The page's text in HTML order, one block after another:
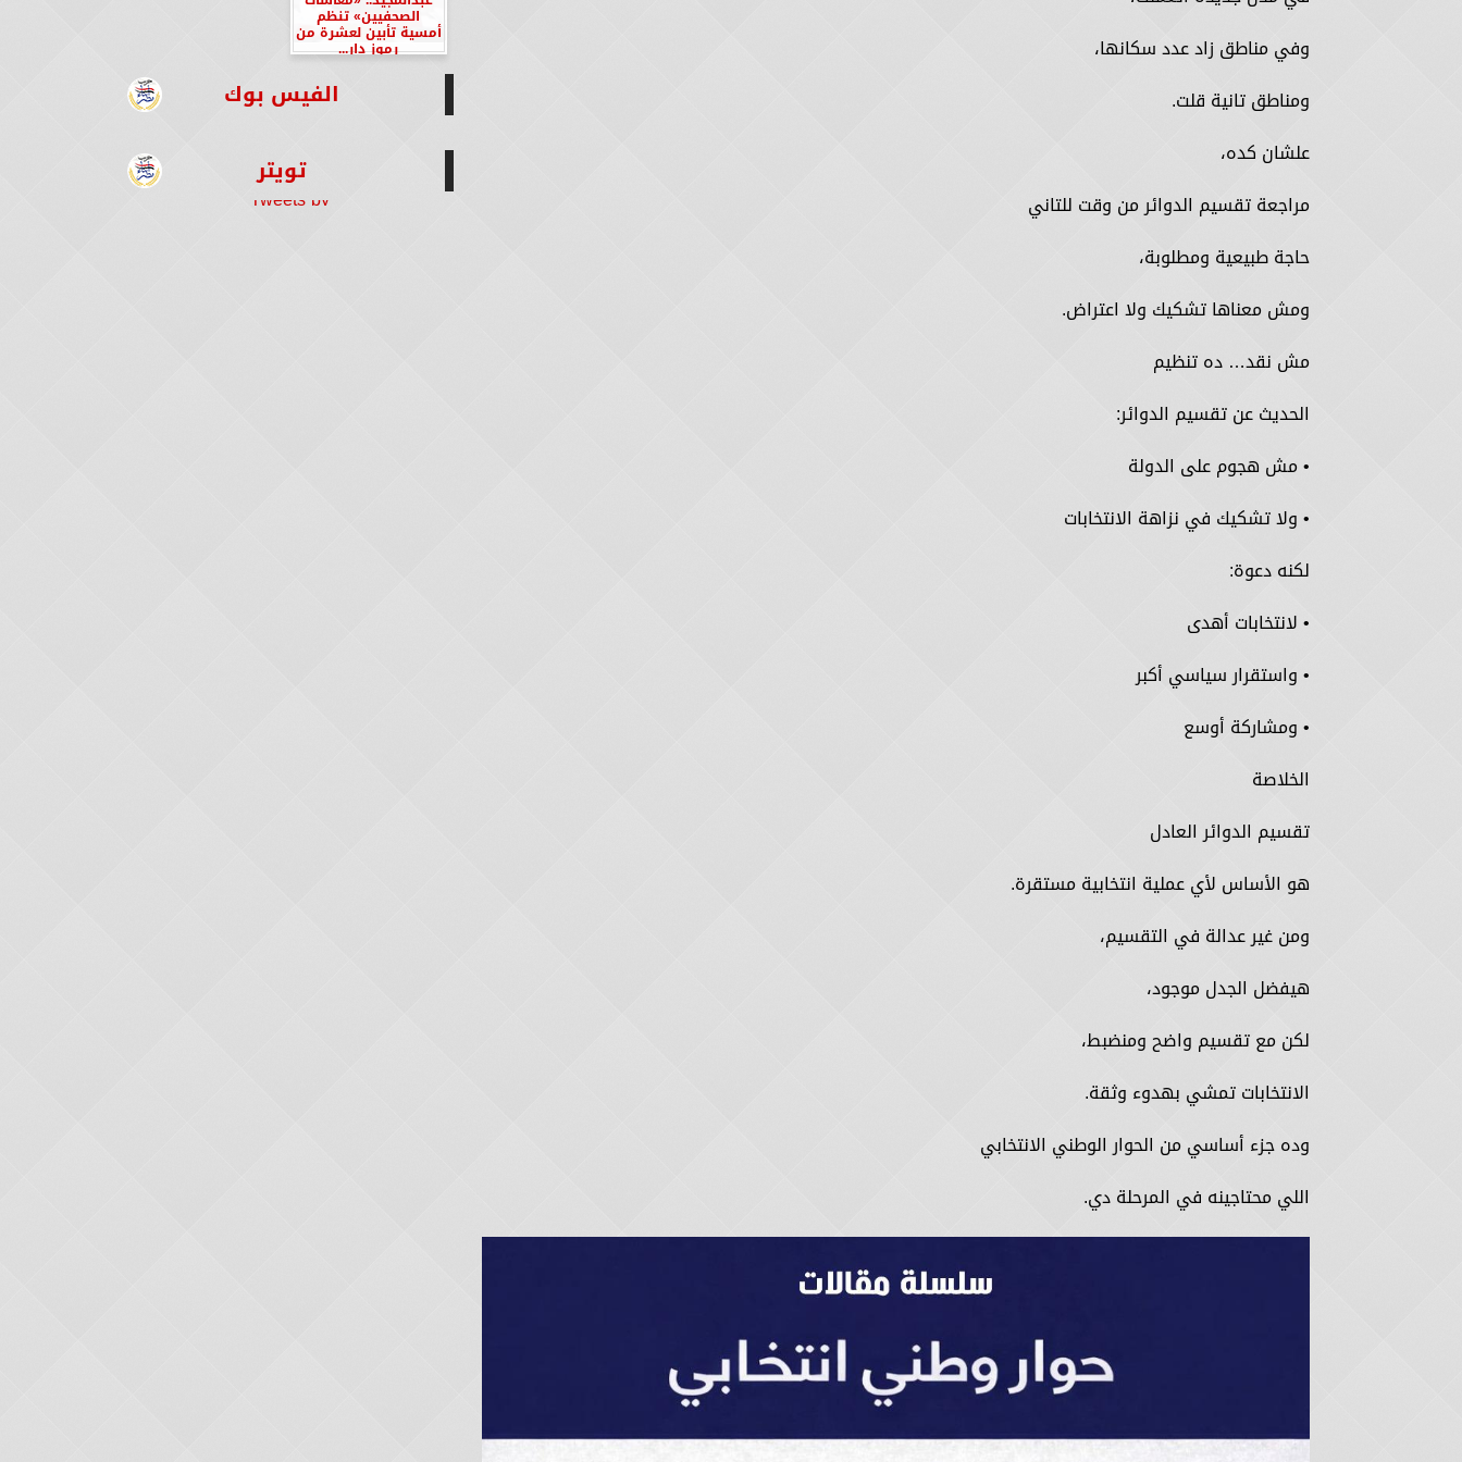
وفي مناطق زاد عدد سكانها،
ومناطق تانية قلت.
علشان كده،
مراجعة تقسيم الدوائر من وقت للتاني
حاجة طبيعية ومطلوبة،
ومش معناها تشكيك ولا اعتراض.
مش نقد… ده تنظيم
الحديث عن تقسيم الدوائر:
• مش هجوم على الدولة
• ولا تشكيك في نزاهة الانتخابات
لكنه دعوة:
• لانتخابات أهدى
• واستقرار سياسي أكبر
• ومشاركة أوسع
الخلاصة
تقسيم الدوائر العادل
هو الأساس لأي عملية انتخابية مستقرة.
ومن غير عدالة في التقسيم،
هيفضل الجدل موجود،
لكن مع تقسيم واضح ومنضبط،
الانتخابات تمشي بهدوء وثقة.
وده جزء أساسي من الحوار الوطني الانتخابي
اللي محتاجينه في المرحلة دي.
الصحفيين» تنظم
أمسية تأبين لعشرة من
رموز دار...
الفيس بوك
تويتر
Tweets by